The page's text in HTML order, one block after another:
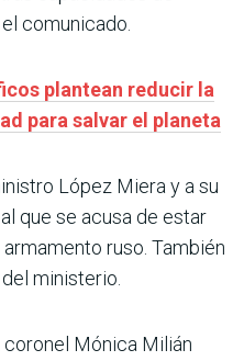
comunicado.
plantean reducir la
para salvar el planeta
López Miera y a su
que se acusa de estar
ruso. También
ministerio.
Mónica Milián